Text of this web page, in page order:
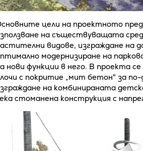
цели на проектното
на съществуващата
видове, изграждане на
модернизиране на
нови функции в него. В проекта
с покритие „мит бетон" за по-
на комбинираната
стоманена конструкция с